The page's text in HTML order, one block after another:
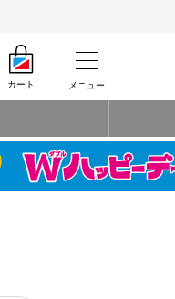
カート メニュー